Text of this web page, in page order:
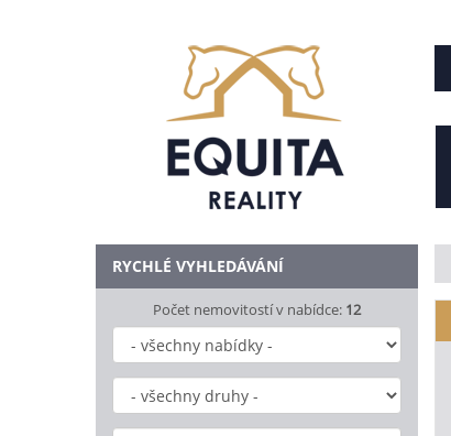
RYCHLÉ VYHLEDÁVÁNÍ
Počet nemovitostí v nabídce: 12